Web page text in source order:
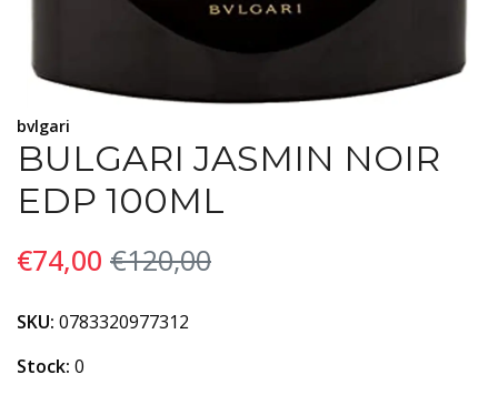
bvlgari
BULGARI JASMIN NOIR
EDP 100ML
€74,00 €120,00
SKU: 0783320977312
Stock: 0